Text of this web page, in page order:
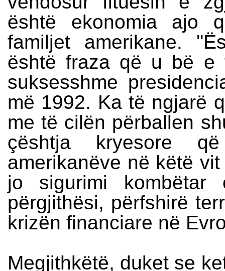
është ekonomia ajo
familjet amerikane.
është fraza që u bë e
suksesshme
më 1992. Ka të ngjarë
me të cilën përballen
çështja kryesore
amerikanëve në këtë
jo sigurimi
përgjithësi, përfshirë
krizën financiare në
Megjithkëtë, duket se